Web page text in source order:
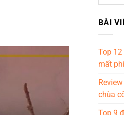
BÀI
Top
mất
chùa
Top 9